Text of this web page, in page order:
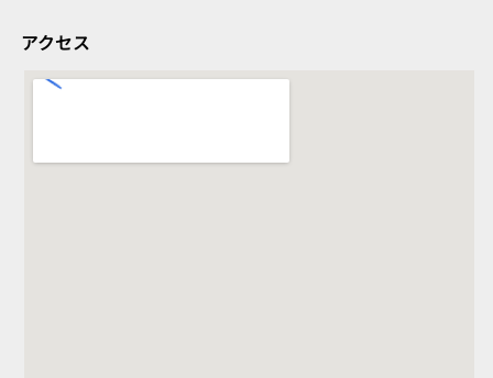
アクセス